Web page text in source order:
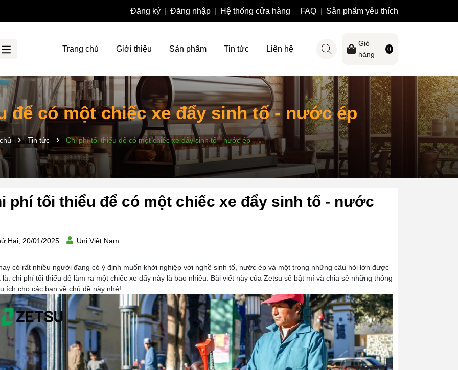
Đăng ký Đăng nhập Hệ thống cửa hàng FAQ Sản phẩm yêu thích
Trang chủ Giới thiệu Sản phẩm Tin tức Liên hệ
Giỏ
hàng
0
để có một chiếc xe đẩy sinh tố - nước ép
Tin tức Chi phí tối thiểu để có một chiếc xe đẩy sinh tố - nước ép
phí tối thiểu để có một chiếc xe đẩy sinh tố - nước
Hai, 20/01/2025 Uni Việt Nam
có rất nhiều người đang có ý định muốn khởi nghiệp với nghề sinh tố, nước ép và một trong những câu hỏi lớn được
là: chi phí tối thiểu để làm ra một chiếc xe đẩy này là bao nhiêu. Bài viết này của Zetsu sẽ bật mí và chia sẻ những thông
ích cho các bạn về chủ đề này nhé!